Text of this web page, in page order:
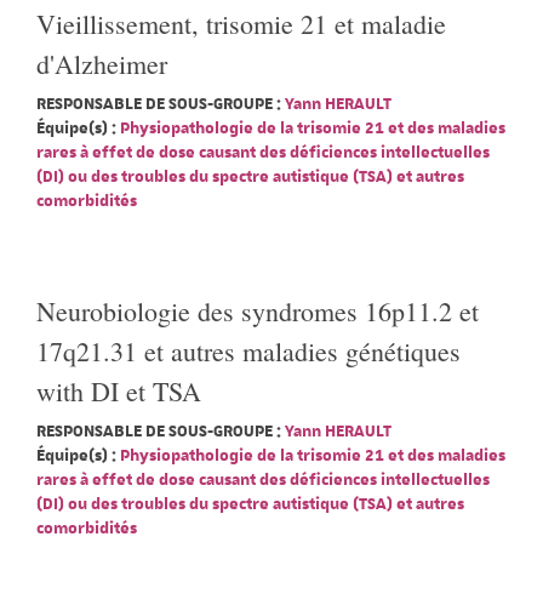
Vieillissement, trisomie 21 et maladie
d'Alzheimer
RESPONSABLE DE SOUS-GROUPE :Yann HERAULT
Équipe(s) : Physiopathologie de la trisomie 21 et des maladies
rares à effet de dose causant des déficiences intellectuelles
(DI) ou des troubles du spectre autistique (TSA) et autres
comorbidités
Neurobiologie des syndromes 16p11.2 et
17q21.31 et autres maladies génétiques
with DI et TSA
RESPONSABLE DE SOUS-GROUPE :Yann HERAULT
Équipe(s) : Physiopathologie de la trisomie 21 et des maladies
rares à effet de dose causant des déficiences intellectuelles
(DI) ou des troubles du spectre autistique (TSA) et autres
comorbidités